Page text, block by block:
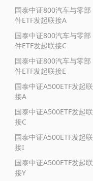
国泰中证800汽车与零部
件ETF发起联接A
国泰中证800汽车与零部
件ETF发起联接C
国泰中证800汽车与零部
件ETF发起联接E
国泰中证A500ETF发起联
接A
国泰中证A500ETF发起联
接C
国泰中证A500ETF发起联
接I
国泰中证A500ETF发起联
接Y